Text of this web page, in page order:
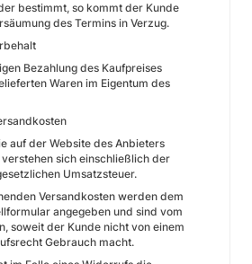
bestimmt, so kommt der Kunde
des Termins in Verzug.
Bezahlung des Kaufpreises
Waren im Eigentum des
auf der Website des Anbieters
sich einschließlich der
Umsatzsteuer.
Versandkosten werden dem
angegeben und sind vom
soweit der Kunde nicht von einem
Gebrauch macht.